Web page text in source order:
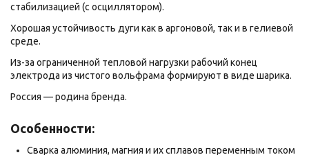
стабилизацией (с осциллятором).
Хорошая устойчивость дуги как в аргоновой, так и в гелиевой
среде.
Из-за ограниченной тепловой нагрузки рабочий конец
электрода из чистого вольфрама формируют в виде шарика.
Россия — родина бренда.
Особенности:
Сварка алюминия, магния и их сплавов переменным током